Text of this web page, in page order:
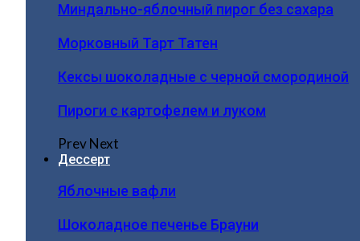
Миндально-яблочный пирог без сахара
Морковный Тарт Татен
Кексы шоколадные с черной смородиной
Пироги c картофелем и луком
PrevNext
Дессерт
Яблочные вафли
Шоколадное печенье Брауни